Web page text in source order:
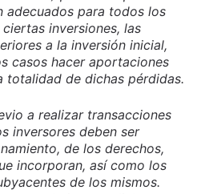
adecuados para todos los
inversiones, las
a la inversión inicial,
casos hacer aportaciones
totalidad de dichas pérdidas.
a realizar transacciones
inversores deben ser
de los derechos,
incorporan, así como los
de los mismos.